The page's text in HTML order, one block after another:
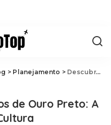
> Planejamento > Descubra os Segredos de Ouro Preto: A Magia da História e Cultura
de Ouro Preto: A